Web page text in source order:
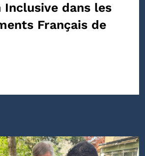
Inclusive dans les
Français de